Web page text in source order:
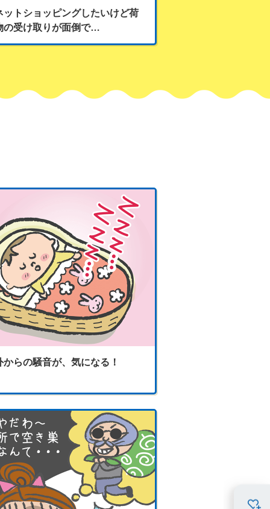
ットショッピングしたいけど荷
の受け取りが面倒で…
からの騒音が、気になる！